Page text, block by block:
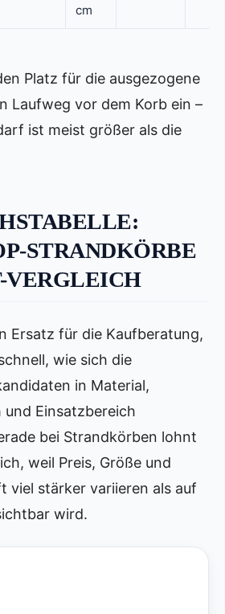
cm
Platz für die ausgezogene
Laufweg vor dem Korb ein –
ist meist größer als die
STRANDKÖRBE
Ersatz für die Kaufberatung,
wie sich die
in Material,
Einsatzbereich
bei Strandkörben lohnt
weil Preis, Größe und
viel stärker variieren als auf
wird.